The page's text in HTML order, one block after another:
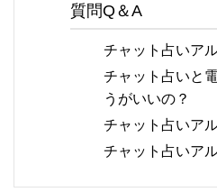
質問Q＆A
チャット占いア
チャット占いと
うがいいの？
チャット占いア
チャット占いア